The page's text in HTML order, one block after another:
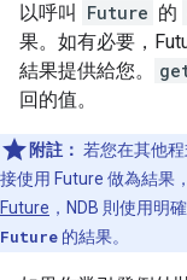
以呼叫
Future 的
果。如有必要，
結果提供給您。
回的值。
附註： 若您在其他
接使用 Future 做為結果
Future ，NDB 則使用明
Future 的結果。